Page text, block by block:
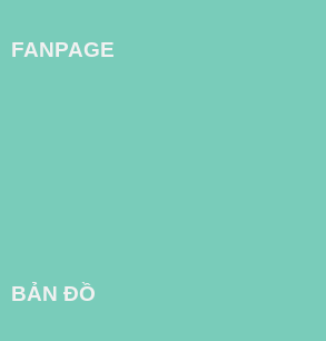
FANPAGE
BẢN ĐỒ